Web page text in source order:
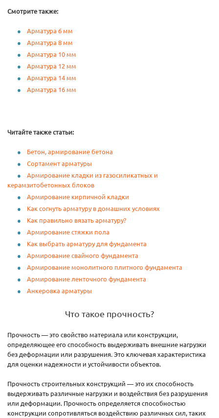
Смотрите также:
Арматура 6 мм
Арматура 8 мм
Арматура 10 мм
Арматура 12 мм
Арматура 14 мм
Арматура 16 мм
Читайте также статьи:
Бетон, армирование бетона
Сортамент арматуры
Армирование кладки из газосиликатных и
керамзитобетонных блоков
Армирование кирпичной кладки
Как согнуть арматуру в домашних условиях
Как правильно вязать арматуру?
Армирование стяжки пола
Как выбрать арматуру для фундамента
Армирование свайного фундамента
Армирование монолитного плитного фундамента
Армирование ленточного фундамента
Анкеровка арматуры
Что такое прочность?
Прочность — это свойство материала или конструкции,
определяющее его способность выдерживать внешние нагрузки
без деформации или разрушения. Это ключевая характеристика
для оценки надежности и устойчивости объектов.
Прочность строительных конструкций — это их способность
выдерживать различные нагрузки и воздействия без разрушения
или деформации. Прочность определяется способностью
конструкции сопротивляться воздействию различных сил, таких